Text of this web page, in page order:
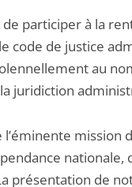
participer à la
code de justice
au
juridiction
mission
nationale,
présentation de